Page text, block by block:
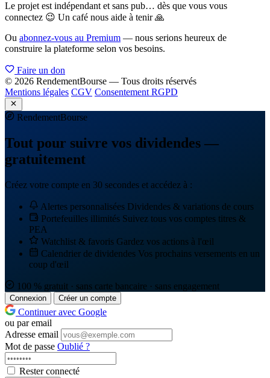
Le projet est indépendant et sans pub… dès que vous vous
connectez 😉 Un café nous aide à tenir 🙏
Ou abonnez-vous au Premium — nous serions heureux de
construire la plateforme selon vos besoins.
Faire un don
© 2026 RendementBourse — Tous droits réservés
Mentions légales CGV Consentement RGPD
RendementBourse
Tout pour suivre vos dividendes —
gratuitement
Créez votre compte en 30 secondes et accédez à :
Alertes personnalisées Dividendes & variations de cours
Portefeuilles illimités Suivez tous vos comptes titres &
PEA
Watchlist & favoris Gardez vos actions à l'œil
Calendrier de dividendes Vos prochains versements en un
coup d'œil
100 % gratuit · sans carte bancaire · sans engagement
Connexion Créer un compte
Continuer avec Google
ou par email
Adresse email
Mot de passe Oublié ?
Rester connecté